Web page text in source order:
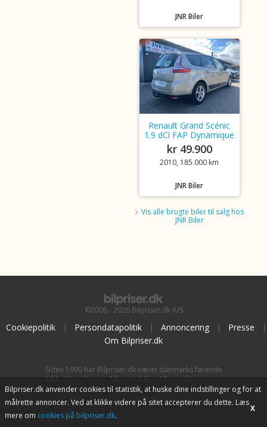
JNR Biler
Renault Grand Scénic
1.9 dCi FAP Dynamique
kr 49.900
2010, 185.000 km
JNR Biler
Vis alle brugte biler til salg hos
JNR Biler
©2006 - 2026 Bilpriser.dk A/S
Cookiepolitik | Persondatapolitik | Annoncering | Presse
|
Om Bilpriser.dk
Siden 1999 har Bilpriser.dk været danmarks førende
kilde til vurdering af brugte biler. Alle vurderinger er
baseret påBilpriserPro Prisberegning , bilbranchens
uafhængige værktøj til bilvurdering.
Bilpriser.dk anvender cookies til statistik, at huske dine indstillinger og for at
målrette annoncer. Ved at klikke videre på sitet accepterer du dette. Læs
mere om cookies på bilpriser.dk.
X